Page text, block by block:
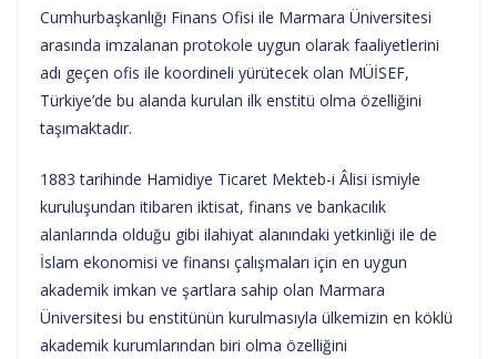
Cumhurbaşkanlığı Finans Ofisi ile Marmara Üniversitesi
arasında imzalanan protokole uygun olarak faaliyetlerini
adı geçen ofis ile koordineli yürütecek olan MÜİSEF,
Türkiye’de bu alanda kurulan ilk enstitü olma özelliğini
taşımaktadır.
1883 tarihinde Hamidiye Ticaret Mekteb-i Âlisi ismiyle
kuruluşundan itibaren iktisat, finans ve bankacılık
alanlarında olduğu gibi ilahiyat alanındaki yetkinliği ile de
İslam ekonomisi ve finansı çalışmaları için en uygun
akademik imkan ve şartlara sahip olan Marmara
Üniversitesi bu enstitünün kurulmasıyla ülkemizin en köklü
akademik kurumlarından biri olma özelliğini